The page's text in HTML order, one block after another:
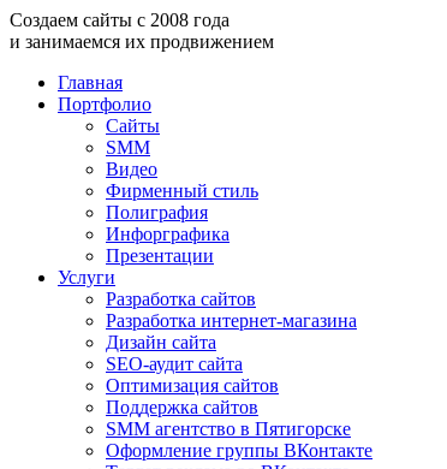
Создаем сайты с 2008 года
и занимаемся их продвижением
Главная
Портфолио
Сайты
SMM
Видео
Фирменный стиль
Полиграфия
Инфорграфика
Презентации
Услуги
Разработка сайтов
Разработка интернет-магазина
Дизайн сайта
SEO-аудит сайта
Оптимизация сайтов
Поддержка сайтов
SMM агентство в Пятигорске
Оформление группы ВКонтакте